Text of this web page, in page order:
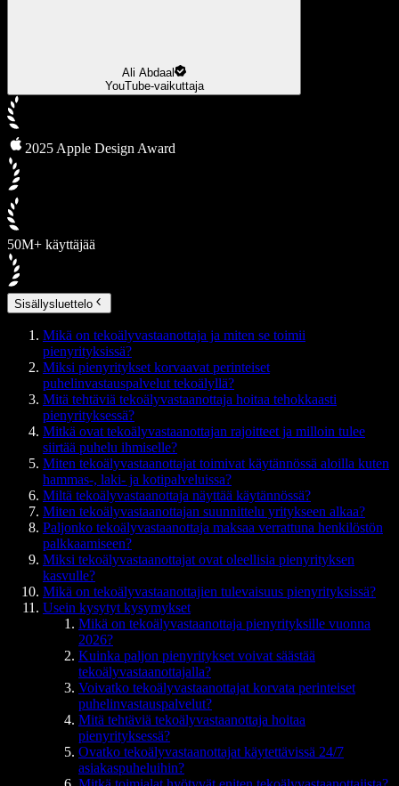
Ali Abdaal
YouTube-vaikuttaja
2025 Apple Design Award
50M+ käyttäjää
Sisällysluettelo
Mikä on tekoälyvastaanottaja ja miten se toimii
pienyrityksissä?
Miksi pienyritykset korvaavat perinteiset
puhelinvastauspalvelut tekoälyllä?
Mitä tehtäviä tekoälyvastaanottaja hoitaa tehokkaasti
pienyrityksessä?
Mitkä ovat tekoälyvastaanottajan rajoitteet ja milloin tulee
siirtää puhelu ihmiselle?
Miten tekoälyvastaanottajat toimivat käytännössä aloilla kuten
hammas-, laki- ja kotipalveluissa?
Miltä tekoälyvastaanottaja näyttää käytännössä?
Miten tekoälyvastaanottajan suunnittelu yritykseen alkaa?
Paljonko tekoälyvastaanottaja maksaa verrattuna henkilöstön
palkkaamiseen?
Miksi tekoälyvastaanottajat ovat oleellisia pienyrityksen
kasvulle?
Mikä on tekoälyvastaanottajien tulevaisuus pienyrityksissä?
Usein kysytyt kysymykset
Mikä on tekoälyvastaanottaja pienyrityksille vuonna
2026?
Kuinka paljon pienyritykset voivat säästää
tekoälyvastaanottajalla?
Voivatko tekoälyvastaanottajat korvata perinteiset
puhelinvastauspalvelut?
Mitä tehtäviä tekoälyvastaanottaja hoitaa
pienyrityksessä?
Ovatko tekoälyvastaanottajat käytettävissä 24/7
asiakaspuheluihin?